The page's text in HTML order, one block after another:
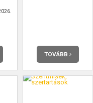
TOVÁBB